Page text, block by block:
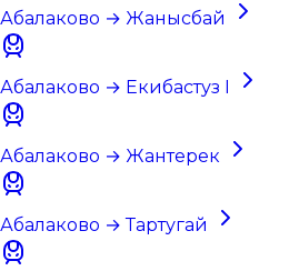
Абалаково → Жанысбай
Абалаково → Екибастуз I
Абалаково → Жантерек
Абалаково → Тартугай